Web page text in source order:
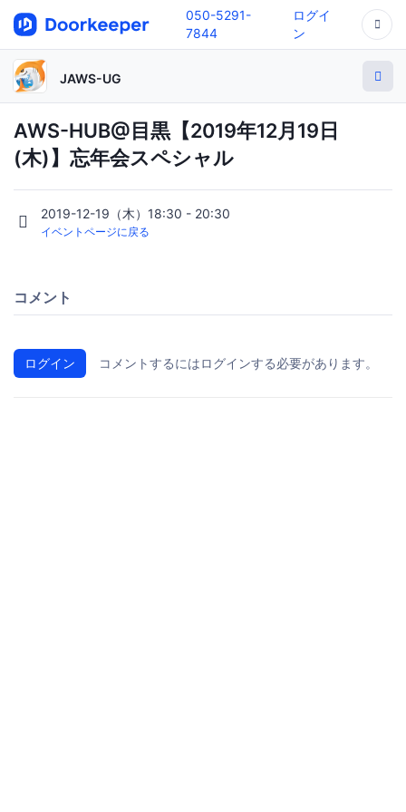
050-5291-
7844
ログイ
ン
JAWS-UG
AWS-HUB@目黒【2019年12月19日
(木)】忘年会スペシャル
2019-12-19（木）18:30 - 20:30
イベントページに戻る
コメント
ログイン コメントするにはログインする必要があります。